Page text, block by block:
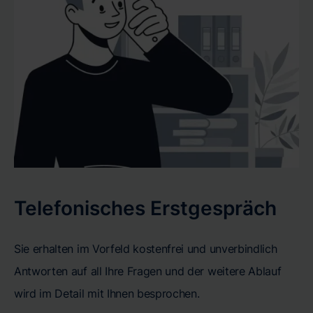
Telefonisches Erstgespräch
Sie erhalten im Vorfeld kostenfrei und unverbindlich
Antworten auf all Ihre Fragen und der weitere Ablauf
wird im Detail mit Ihnen besprochen.